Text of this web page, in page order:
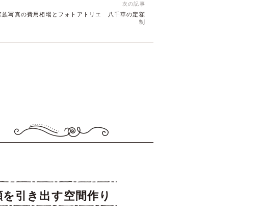
次の記事
族写真の費用相場とフォトアトリエ 八千華の定額
制
引き出す空間作り